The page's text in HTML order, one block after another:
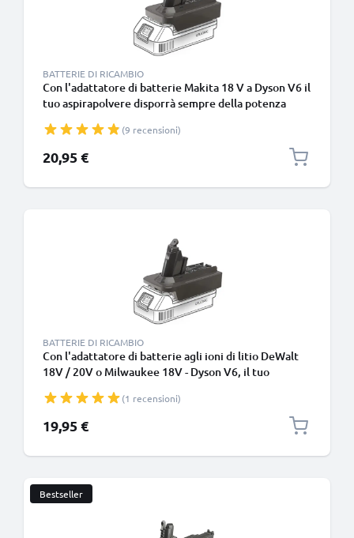
BATTERIE DI RICAMBIO
Con l'adattatore di batterie Makita 18 V a Dyson V6 il
tuo aspirapolvere disporrà sempre della potenza
(9 recensioni)
20,95 €
BATTERIE DI RICAMBIO
Con l'adattatore di batterie agli ioni di litio DeWalt
18V / 20V o Milwaukee 18V - Dyson V6, il tuo
necessaria per le sessioni di pulizia profonda
(1 recensioni)
19,95 €
Bestseller